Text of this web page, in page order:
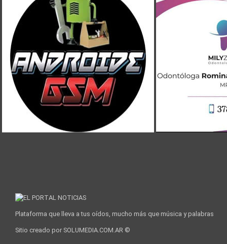
Plataforma que lleva a tus oídos, mucho más que música y palabras
Sitio creado por SOLUMEDIA.COM.AR ©